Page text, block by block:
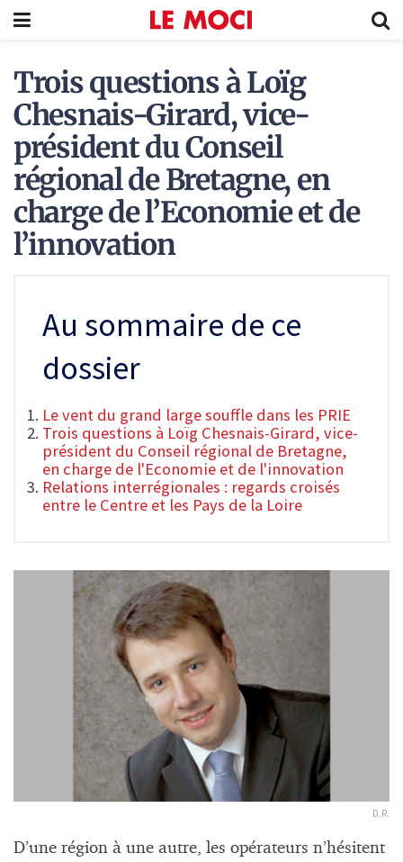
Trois questions à Loïg
Chesnais-Girard, vice-
président du Conseil
régional de Bretagne, en
charge de l’Economie et de
l’innovation
Au sommaire de ce
dossier
Le vent du grand large souffle dans les PRIE
Trois questions à Loïg Chesnais-Girard, vice-
président du Conseil régional de Bretagne,
en charge de l'Economie et de l'innovation
Relations interrégionales : regards croisés
entre le Centre et les Pays de la Loire
D.R.
D’une région à une autre, les opérateurs n’hésitent